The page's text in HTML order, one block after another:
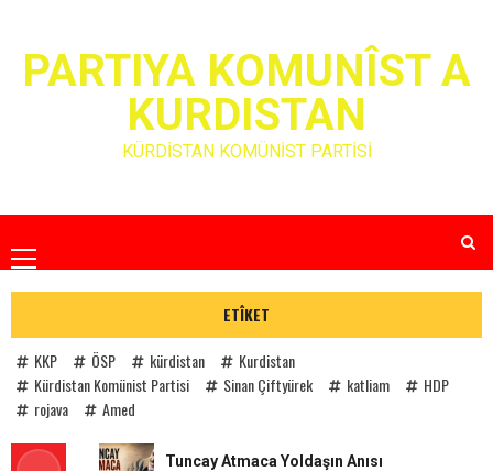
contentPARTIYA KOMUNÎST A
KURDISTAN
KÜRDİSTAN KOMÜNİST PARTİSİ
Primary
Menu
ETÎKET
KKP
ÖSP kürdistan
Kurdistan
Kürdistan Komünist Partisi
Sinan Çiftyürek katliam
HDP
rojava
Amed
Tuncay Atmaca Yoldaşın Anısı